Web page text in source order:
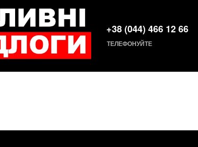
+38 (044) 466 12 66
ТЕЛЕФОНУЙТЕ